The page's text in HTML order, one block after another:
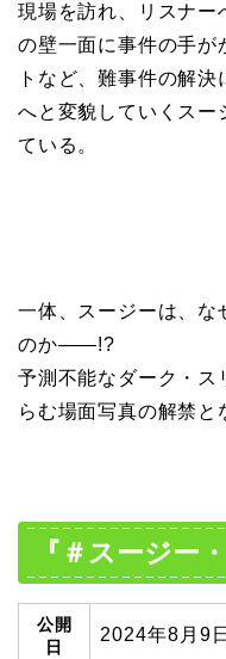
現場を訪れ、リスナー
の壁一面に事件の手が
トなど、難事件の解
へと変貌していくスー
ている。
一体、スージーは、な
のか――!?
予測不能なダーク・ス
らむ場面写真の解禁と
『＃スージー
公開
日
2024年8月9